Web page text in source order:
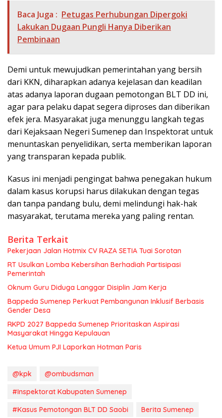
Baca Juga : Petugas Perhubungan Dipergoki
Lakukan Dugaan Pungli Hanya Diberikan
Pembinaan
Demi untuk mewujudkan pemerintahan yang bersih
dari KKN, diharapkan adanya kejelasan dan keadilan
atas adanya laporan dugaan pemotongan BLT DD ini,
agar para pelaku dapat segera diproses dan diberikan
efek jera. Masyarakat juga menunggu langkah tegas
dari Kejaksaan Negeri Sumenep dan Inspektorat untuk
menuntaskan penyelidikan, serta memberikan laporan
yang transparan kepada publik.
Kasus ini menjadi pengingat bahwa penegakan hukum
dalam kasus korupsi harus dilakukan dengan tegas
dan tanpa pandang bulu, demi melindungi hak-hak
masyarakat, terutama mereka yang paling rentan.
Berita Terkait
Pekerjaan Jalan Hotmix CV RAZA SETIA Tuai Sorotan
RT Usulkan Lomba Kebersihan Berhadiah Partisipasi
Pemerintah
Oknum Guru Diduga Langgar Disiplin Jam Kerja
Bappeda Sumenep Perkuat Pembangunan Inklusif Berbasis
Gender Desa
RKPD 2027 Bappeda Sumenep Prioritaskan Aspirasi
Masyarakat Hingga Kepulauan
Ketua Umum PJI Laporkan Hotman Paris
@kpk
@ombudsman
#Inspektorat Kabupaten Sumenep
#Kasus Pemotongan BLT DD Saobi
Berita Sumenep